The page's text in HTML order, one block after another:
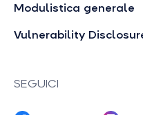
Modulistica generale
Vulnerability
SEGUICI